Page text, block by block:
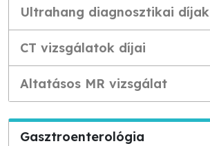
Ultrahang diagnosztikai díjak
CT vizsgálatok díjai
Altatásos MR vizsgálat
Gasztroenterológia